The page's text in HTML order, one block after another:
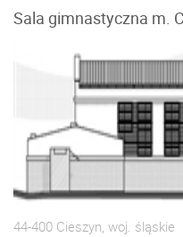
Sala gimnastyczna m.
44-400 Cieszyn, woj. śląskie